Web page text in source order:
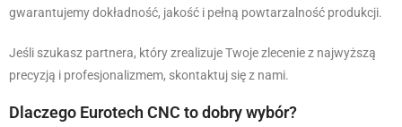
gwarantujemy dokładność, jakość i pełną powtarzalność produkcji.
Jeśli szukasz partnera, który zrealizuje Twoje zlecenie z najwyższą
precyzją i profesjonalizmem, skontaktuj się z nami.
Dlaczego Eurotech CNC to dobry wybór?